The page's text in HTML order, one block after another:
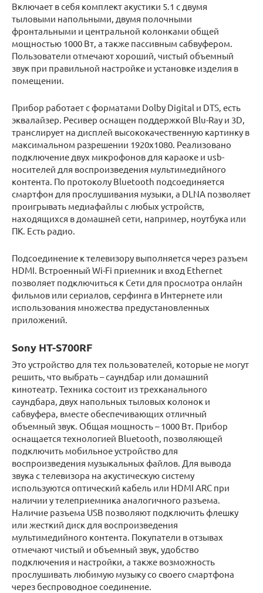
Включает в себя комплект акустики 5.1 с двумя
тыловыми напольными, двумя полочными
фронтальными и центральной колонками общей
мощностью 1000 Вт, а также пассивным сабвуфером.
Пользователи отмечают хороший, чистый объемный
звук при правильной настройке и установке изделия в
помещении.
Прибор работает с форматами Dolby Digital и DTS, есть
эквалайзер. Ресивер оснащен поддержкой Blu-Ray и 3D,
транслирует на дисплей высококачественную картинку в
максимальном разрешении 1920х1080. Реализовано
подключение двух микрофонов для караоке и usb-
носителей для воспроизведения мультимедийного
контента. По протоколу Bluetooth подсоединяется
смартфон для прослушивания музыки, а DLNA позволяет
проигрывать медиафайлы с любых устройств,
находящихся в домашней сети, например, ноутбука или
ПК. Есть радио.
Подсоединение к телевизору выполняется через разъем
HDMI. Встроенный Wi-Fi приемник и вход Ethernet
позволяет подключиться к Сети для просмотра онлайн
фильмов или сериалов, серфинга в Интернете или
использования множества предустановленных
приложений.
Sony HT-S700RF
Это устройство для тех пользователей, которые не могут
решить, что выбрать – саундбар или домашний
кинотеатр. Техника состоит из трехканального
саундбара, двух напольных тыловых колонок и
сабвуфера, вместе обеспечивающих отличный
объемный звук. Общая мощность – 1000 Вт. Прибор
оснащается технологией Bluetooth, позволяющей
подключить мобильное устройство для
воспроизведения музыкальных файлов. Для вывода
звука с телевизора на акустическую систему
используются оптический кабель или HDMI ARC при
наличии у телеприемника аналогичного разъема.
Наличие разъема USB позволяют подключить флешку
или жесткий диск для воспроизведения
мультимедийного контента. Покупатели в отзывах
отмечают чистый и объемный звук, удобство
подключения и настройки, а также возможность
прослушивать любимую музыку со своего смартфона
через беспроводное соединение.